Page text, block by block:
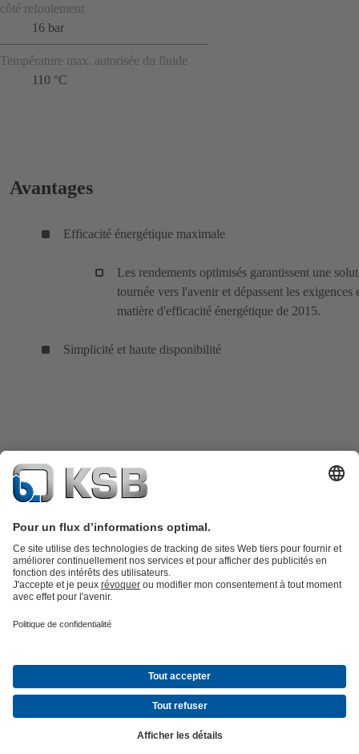
côté refoulement
16 bar
Température max. autorisée du fluide
110 °C
Avantages
Efficacité énergétique maximale
Les rendements optimisés garantissent une
tournée vers l'avenir et dépassent les exigences
matière d'efficacité énergétique de 2015.
Simplicité et haute disponibilité
service : service premium pour les pompes et les robinets
Eaux uséesEau propreIndustrieBâtimentÉnergie
ÉvènementsPresseCarrières
Clause de non-responsabilité